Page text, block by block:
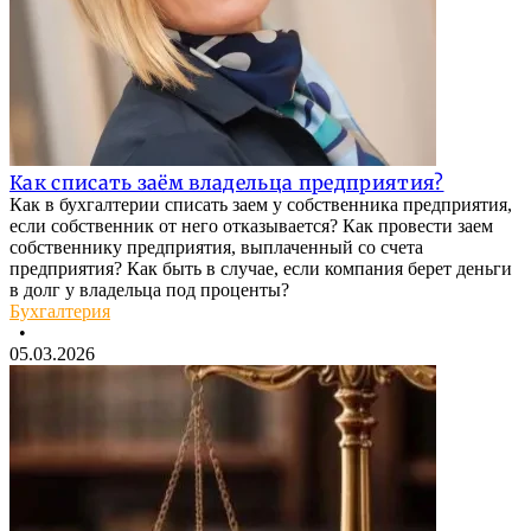
Как списать заём владельца предприятия?
Как в бухгалтерии списать заем у собственника предприятия,
если собственник от него отказывается? Как провести заем
собственнику предприятия, выплаченный со счета
предприятия? Как быть в случае, если компания берет деньги
в долг у владельца под проценты?
Бухгалтерия
•
05.03.2026